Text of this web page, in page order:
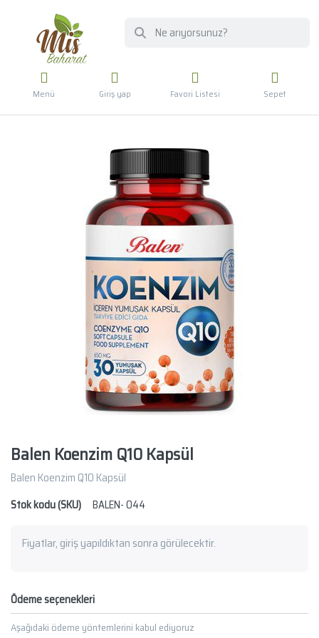
Menü Giriş yap Favori Listesi Sepet
Balen Koenzim Q10 Kapsül
Balen Koenzim Q10 Kapsül
Stok kodu (SKU)
BALEN- 044
Fiyatlar, giriş yapıldıktan sonra görülecektir.
Ödeme seçenekleri
Aşağıdaki ödeme yöntemlerini kabul ediyoruz